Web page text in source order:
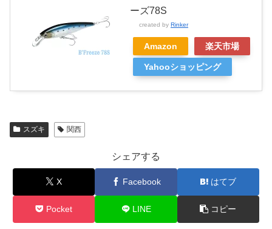
ーズ78S
created by Rinker
Amazon 楽天市場
Yahooショッピング
スズキ 関西
シェアする
X Facebook はてブ
Pocket LINE コピー